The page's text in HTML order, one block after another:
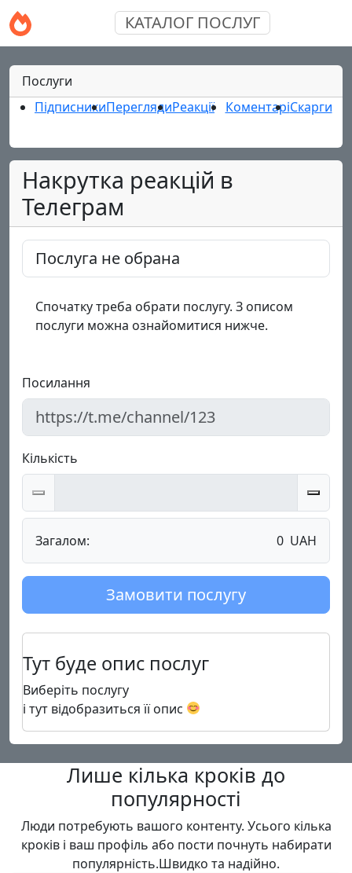
КАТАЛОГ ПОСЛУГ
Послуги
ПідписникиПереглядиРеакції КоментаріСкарги
Накрутка реакцій в
Телеграм
Послуга не обрана
Спочатку треба обрати послугу. З описом
послуги можна ознайомитися нижче.
Посилання
Кількість
Загалом: 0 UAH
Замовити послугу
Тут буде опис послуг
Виберіть послугу
і тут відобразиться її опис
Лише кілька кроків до
популярності
Люди потребують вашого контенту. Усього кілька
кроків і ваш профіль або пости почнуть набирати
популярність.Швидко та надійно.